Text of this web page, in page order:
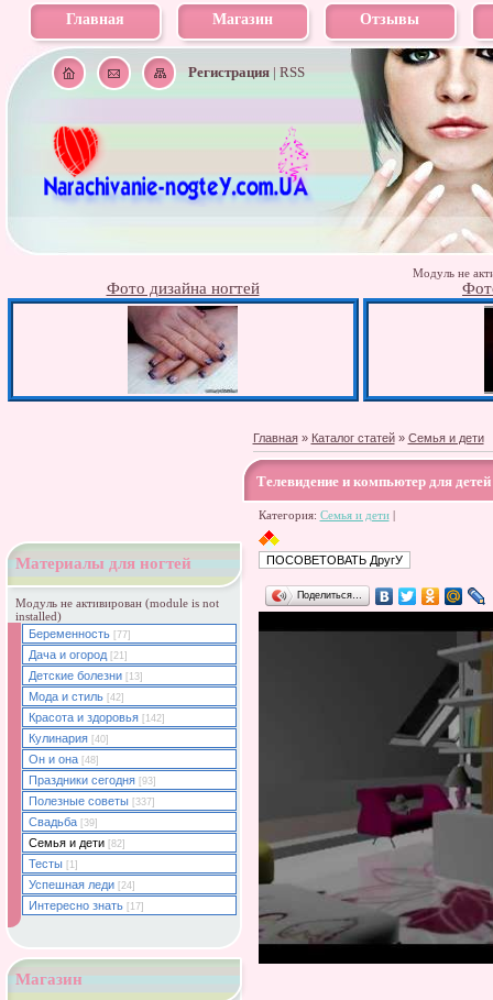
Главная Магазин Отзывы
Регистрация| RSS
Модуль не
Фото дизайна ногтей
Главная» Каталог статей» Семья и дети
Телевидение и компьютер для детей
Категория: Семья и дети|
Поделиться…
Материалы для ногтей
Модуль не активирован (module is not
installed)
Беременность
[77]
Дача и огород [21]
Детские болезни [13]
Мода и стиль [42]
Красота и здоровья [142]
Кулинария [40]
Он и она [48]
Праздники сегодня [93]
Полезные советы [337]
Свадьба [39]
Семья и дети [82]
Тесты [1]
Успешная леди [24]
Интересно знать [17]
Магазин